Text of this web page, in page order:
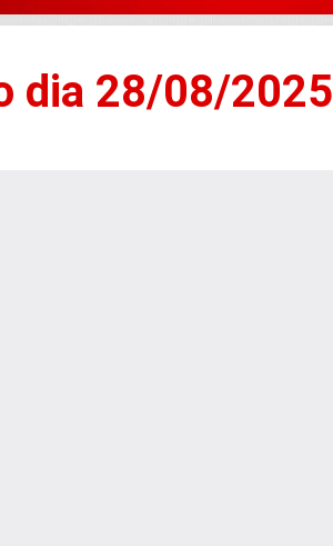
dia 28/08/2025